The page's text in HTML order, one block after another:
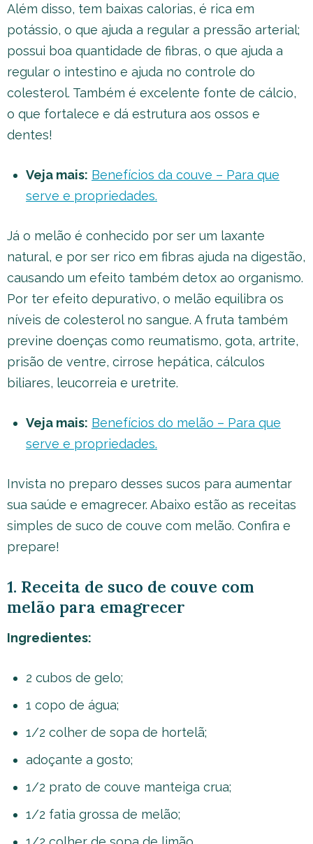
Além disso, tem baixas calorias, é rica em
potássio, o que ajuda a regular a pressão arterial;
possui boa quantidade de fibras, o que ajuda a
regular o intestino e ajuda no controle do
colesterol. Também é excelente fonte de cálcio,
o que fortalece e dá estrutura aos ossos e
dentes!
Veja mais: Benefícios da couve – Para que
serve e propriedades.
Já o melão é conhecido por ser um laxante
natural, e por ser rico em fibras ajuda na digestão,
causando um efeito também detox ao organismo.
Por ter efeito depurativo, o melão equilibra os
níveis de colesterol no sangue. A fruta também
previne doenças como reumatismo, gota, artrite,
prisão de ventre, cirrose hepática, cálculos
biliares, leucorreia e uretrite.
Veja mais: Benefícios do melão – Para que
serve e propriedades.
Invista no preparo desses sucos para aumentar
sua saúde e emagrecer. Abaixo estão as receitas
simples de suco de couve com melão. Confira e
prepare!
1. Receita de suco de couve com
melão para emagrecer
Ingredientes:
2 cubos de gelo;
1 copo de água;
1/2 colher de sopa de hortelã;
adoçante a gosto;
1/2 prato de couve manteiga crua;
1/2 fatia grossa de melão;